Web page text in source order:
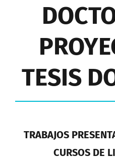
TESIS
TRABAJOS
CURSOS DE